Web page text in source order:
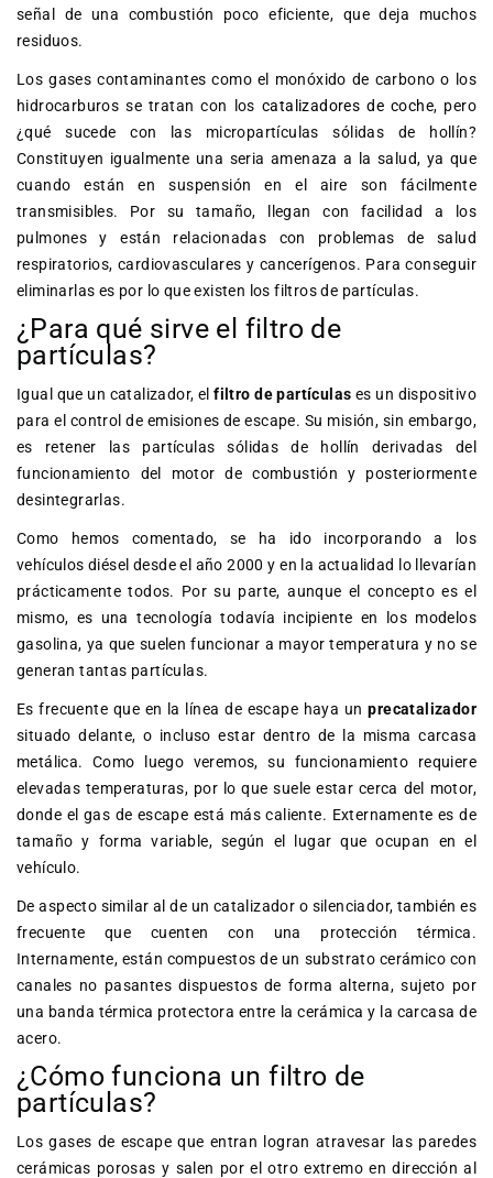
señal de una combustión poco eficiente, que deja muchos
residuos.
Los gases contaminantes como el monóxido de carbono o los
hidrocarburos se tratan con los catalizadores de coche, pero
¿qué sucede con las micropartículas sólidas de hollín?
Constituyen igualmente una seria amenaza a la salud, ya que
cuando están en suspensión en el aire son fácilmente
transmisibles. Por su tamaño, llegan con facilidad a los
pulmones y están relacionadas con problemas de salud
respiratorios, cardiovasculares y cancerígenos. Para conseguir
eliminarlas es por lo que existen los filtros de partículas.
¿Para qué sirve el filtro de
partículas?
Igual que un catalizador, elfiltro de partículas es un dispositivo
para el control de emisiones de escape. Su misión, sin embargo,
es retener las partículas sólidas de hollín derivadas del
funcionamiento del motor de combustión y posteriormente
desintegrarlas.
Como hemos comentado, se ha ido incorporando a los
vehículos diésel desde el año 2000 y en la actualidad lo llevarían
prácticamente todos. Por su parte, aunque el concepto es el
mismo, es una tecnología todavía incipiente en los modelos
gasolina, ya que suelen funcionar a mayor temperatura y no se
generan tantas partículas.
Es frecuente que en la línea de escape haya unprecatalizador
situado delante, o incluso estar dentro de la misma carcasa
metálica. Como luego veremos, su funcionamiento requiere
elevadas temperaturas, por lo que suele estar cerca del motor,
donde el gas de escape está más caliente. Externamente es de
tamaño y forma variable, según el lugar que ocupan en el
vehículo.
De aspecto similar al de un catalizador o silenciador, también es
frecuente que cuenten con una protección térmica.
Internamente, están compuestos de un substrato cerámico con
canales no pasantes dispuestos de forma alterna, sujeto por
una banda térmica protectora entre la cerámica y la carcasa de
acero.
¿Cómo funciona un filtro de
partículas?
Los gases de escape que entran logran atravesar las paredes
cerámicas porosas y salen por el otro extremo en dirección al